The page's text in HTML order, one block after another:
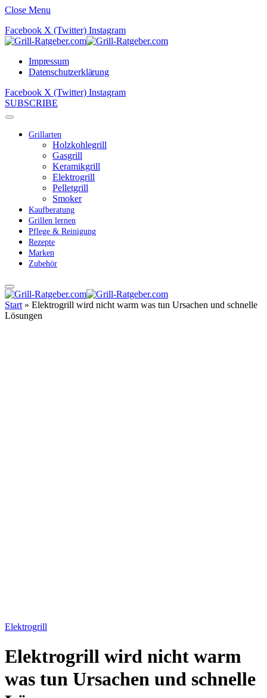
Close Menu
Facebook X (Twitter) Instagram
Impressum
Datenschutzerklärung
Facebook X (Twitter) Instagram
SUBSCRIBE
Grillarten
Holzkohlegrill
Gasgrill
Keramikgrill
Elektrogrill
Pelletgrill
Smoker
Kaufberatung
Grillen lernen
Pflege & Reinigung
Rezepte
Marken
Zubehör
Start » Elektrogrill wird nicht warm was tun Ursachen und schnelle
Lösungen
Elektrogrill
Elektrogrill wird nicht warm
was tun Ursachen und schnelle